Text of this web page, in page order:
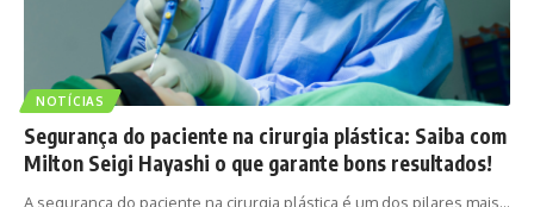
NOTÍCIAS
Segurança do paciente na cirurgia plástica: Saiba com
Milton Seigi Hayashi o que garante bons resultados!
A segurança do paciente na cirurgia plástica é um dos pilares mais…